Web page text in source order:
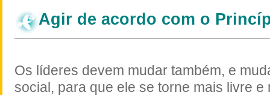
Agir de acordo com o
Os líderes devem mudar também, e
social, para que ele se torne mais livre e